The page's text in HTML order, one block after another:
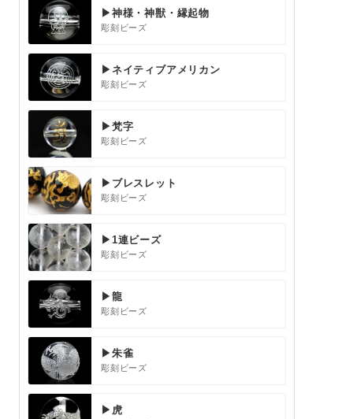
▶神様・神獣・縁起物
彫刻ビーズ
▶ネイティブアメリカン
彫刻ビーズ
▶梵字
彫刻ビーズ
▶ブレスレット
彫刻ビーズ
▶1連ビーズ
彫刻ビーズ
▶龍
彫刻ビーズ
▶朱雀
彫刻ビーズ
▶虎